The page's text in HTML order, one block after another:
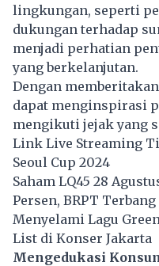
lingkungan, seperti
dukungan terhadap
menjadi perhatian
yang berkelanjutan.
Dengan
dapat menginspirasi
mengikuti jejak yang
Link Live Streaming
Seoul Cup 2024
Saham LQ45 28
Persen, BRPT Terbang
Menyelami Lagu
List di Konser Jakarta
Mengedukasi